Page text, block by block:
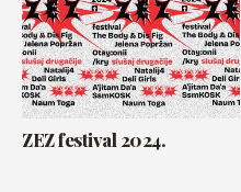
ZEZ festival 2024.